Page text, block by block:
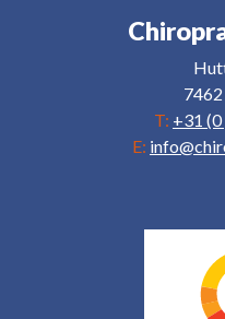
T: +31
E: